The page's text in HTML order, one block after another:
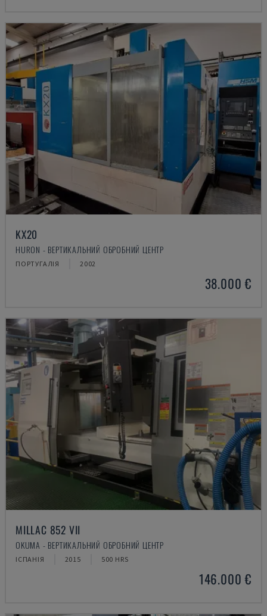
KX20
HURON - ВЕРТИКАЛЬНИЙ ОБРОБНИЙ ЦЕНТР
ПОРТУГАЛІЯ 2002
38.000 €
MILLAC 852 VII
OKUMA - ВЕРТИКАЛЬНИЙ ОБРОБНИЙ ЦЕНТР
ІСПАНІЯ 2015 500 HRS
146.000 €